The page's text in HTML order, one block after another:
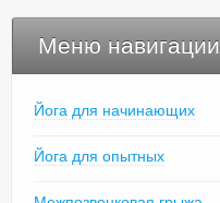
Меню навигации
Йога для начинающих
Йога для опытных